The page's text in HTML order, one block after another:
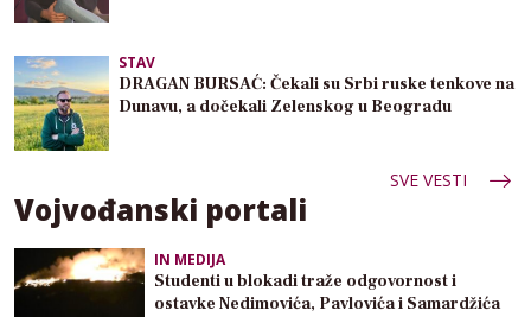
STAV
DRAGAN BURSAĆ: Čekali su Srbi ruske tenkove na
Dunavu, a dočekali Zelenskog u Beogradu
SVE VESTI
Vojvođanski portali
IN MEDIJA
Studenti u blokadi traže odgovornost i
ostavke Nedimovića, Pavlovića i Samardžića